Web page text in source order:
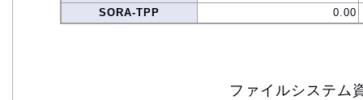
SORA-TPP
0.00
ファイルシステム